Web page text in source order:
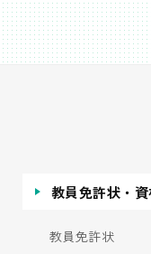
教員免許状・
教員免許状